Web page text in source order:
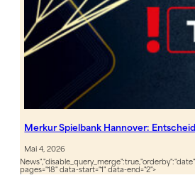
Merkur Spielbank Hannover:
Mai 4, 2026
pages="18" data-start="1" data-end="2">